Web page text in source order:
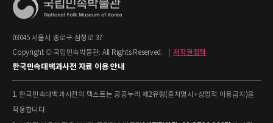
03045 서울시 종로구 삼청로 37
Copyright © 국립민속박물관. All Rights Reserved.
저작권정책
한국민속대백과사전 자료 이용 안내
1. 한국민속대백과사전의 텍스트는 공공누리 제2유형(출처명시+상업적 이용금지)을
적용합니다.